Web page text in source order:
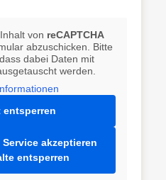
von reCAPTCHA
abzuschicken. Bitte
dabei Daten mit
werden.
entsperren
akzeptieren
entsperren